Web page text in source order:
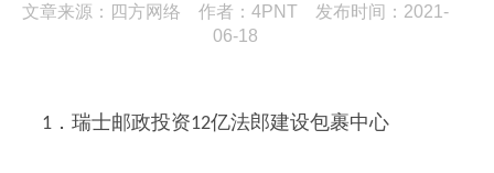
文章来源：四方网络 作者：4PNT 发布时间：2021-
06-18
1．瑞士邮政投资12亿法郎建设包裹中心